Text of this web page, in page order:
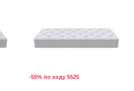
-55% по коду 5525